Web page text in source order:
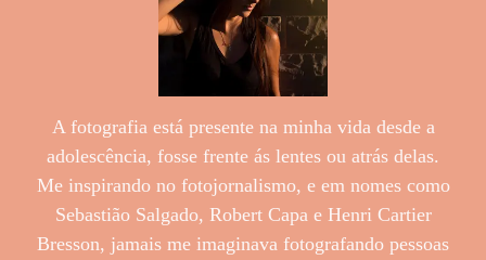
A fotografia está presente na minha vida desde a
adolescência, fosse frente ás lentes ou atrás delas.
Me inspirando no fotojornalismo, e em nomes como
Sebastião Salgado, Robert Capa e Henri Cartier
Bresson, jamais me imaginava fotografando pessoas